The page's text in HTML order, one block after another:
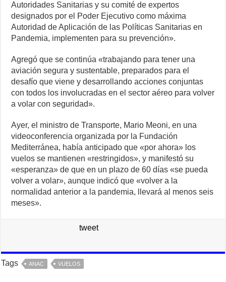
Autoridades Sanitarias y su comité de expertos
designados por el Poder Ejecutivo como máxima
Autoridad de Aplicación de las Políticas Sanitarias en
Pandemia, implementen para su prevención».
Agregó que se continúa «trabajando para tener una
aviación segura y sustentable, preparados para el
desafío que viene y desarrollando acciones conjuntas
con todos los involucradas en el sector aéreo para volver
a volar con seguridad».
Ayer, el ministro de Transporte, Mario Meoni, en una
videoconferencia organizada por la Fundación
Mediterránea, había anticipado que «por ahora» los
vuelos se mantienen «restringidos», y manifestó su
«esperanza» de que en un plazo de 60 días «se pueda
volver a volar», aunque indicó que «volver a la
normalidad anterior a la pandemia, llevará al menos seis
meses».
tweet
Tags ANAC VUELOS